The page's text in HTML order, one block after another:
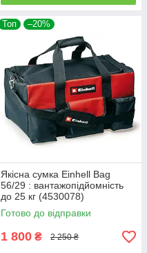
Топ –20%
Якісна сумка Einhell Bag
56/29 : вантажопідйомність
до 25 кг (4530078)
Готово до відправки
1 800 ₴ 2 250 ₴